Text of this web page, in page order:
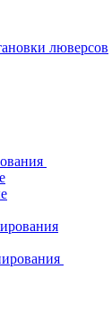
люверсов